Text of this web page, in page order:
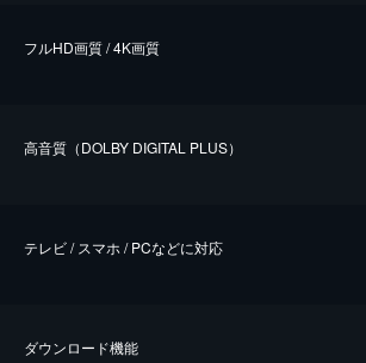
フルHD画質 / 4K画質
⾼⾳質（DOLBY DIGITAL PLUS）
テレビ / スマホ / PCなどに対応
ダウンロード機能